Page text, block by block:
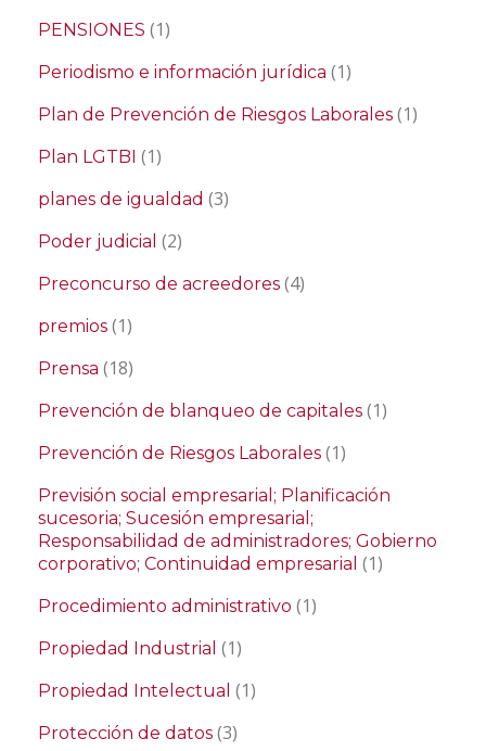
PENSIONES (1)
Periodismo e información jurídica (1)
Plan de Prevención de Riesgos Laborales (1)
Plan LGTBI (1)
planes de igualdad (3)
Poder judicial (2)
Preconcurso de acreedores (4)
premios (1)
Prensa (18)
Prevención de blanqueo de capitales (1)
Prevención de Riesgos Laborales (1)
Previsión social empresarial; Planificación
sucesoria; Sucesión empresarial;
Responsabilidad de administradores; Gobierno
corporativo; Continuidad empresarial (1)
Procedimiento administrativo (1)
Propiedad Industrial (1)
Propiedad Intelectual (1)
Protección de datos (3)